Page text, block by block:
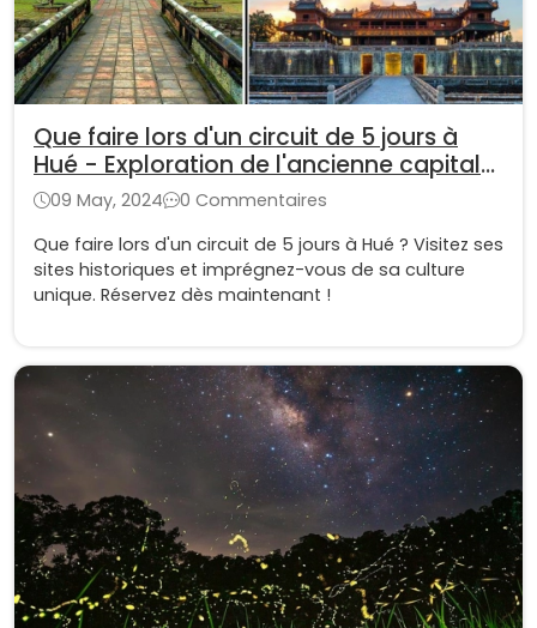
Que faire lors d'un circuit de 5 jours à
Hué - Exploration de l'ancienne capitale
du Vietnam
09 May, 2024
0 Commentaires
Que faire lors d'un circuit de 5 jours à Hué ? Visitez ses
sites historiques et imprégnez-vous de sa culture
unique. Réservez dès maintenant !